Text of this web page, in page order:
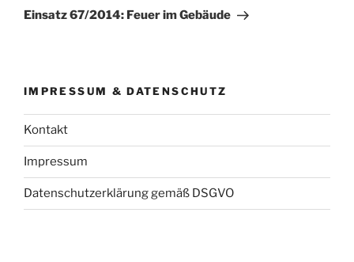
Beitrag
Einsatz 67/2014: Feuer im Gebäude
IMPRESSUM & DATENSCHUTZ
Kontakt
Impressum
Datenschutzerklärung gemäß DSGVO